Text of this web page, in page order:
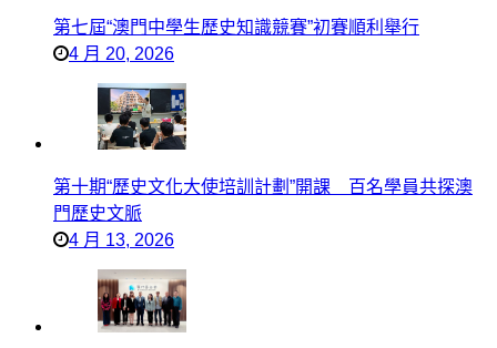
第七屆“澳門中學生歷史知識競賽”初賽順利舉行
4 月 20, 2026
第十期“歷史文化大使培訓計劃”開課 百名學員共探澳
門歷史文脈
4 月 13, 2026